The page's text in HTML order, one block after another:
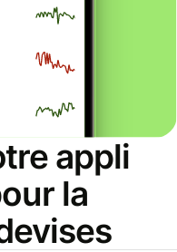
appli
la